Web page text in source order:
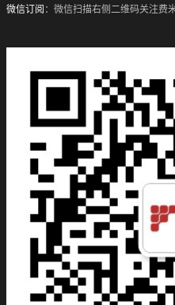
微信订阅 ：微信扫描右侧二维码关注费